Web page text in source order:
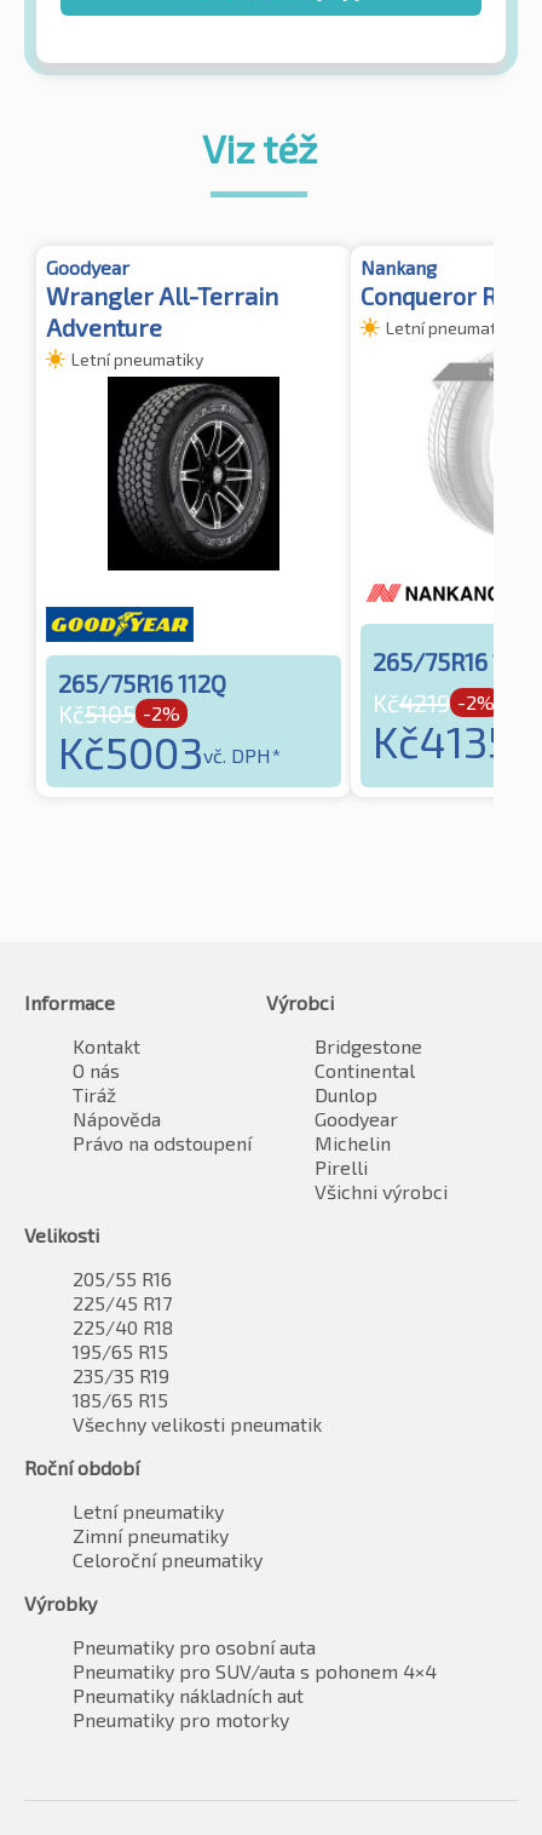
Viz též
Goodyear
Wrangler All-Terrain
Adventure
Letní pneumatiky
265/75R16 112Q
Kč5105 -2%
Kč5003vč. DPH*
Nankang
Conqueror R/T
Letní pneumatiky
265/75R16 112Q
Kč4219 -2%
Kč4135
Informace
Kontakt
O nás
Tiráž
Nápověda
Právo na odstoupení
Výrobci
Bridgestone
Continental
Dunlop
Goodyear
Michelin
Pirelli
Všichni výrobci
Velikosti
205/55 R16
225/45 R17
225/40 R18
195/65 R15
235/35 R19
185/65 R15
Všechny velikosti pneumatik
Roční období
Letní pneumatiky
Zimní pneumatiky
Celoroční pneumatiky
Výrobky
Pneumatiky pro osobní auta
Pneumatiky pro SUV/auta s pohonem 4×4
Pneumatiky nákladních aut
Pneumatiky pro motorky